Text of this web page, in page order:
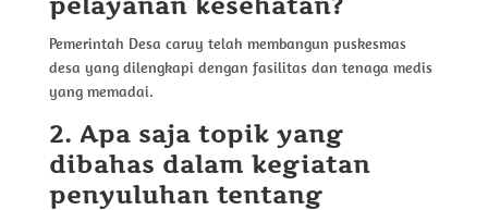
Pemerintah Desa caruy telah membangun puskesmas
desa yang dilengkapi dengan fasilitas dan tenaga medis
yang memadai.
2. Apa saja topik yang
dibahas dalam kegiatan
penyuluhan tentang